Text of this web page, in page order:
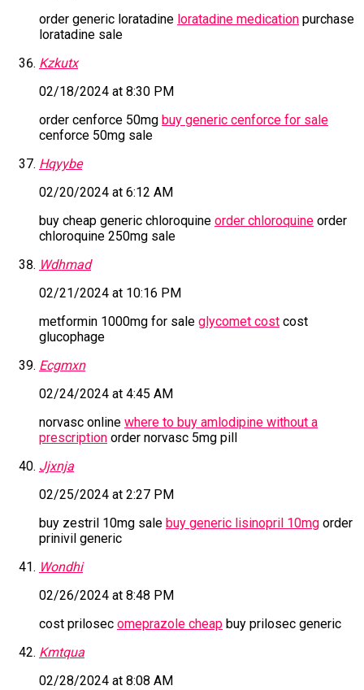
order generic loratadine loratadine medication purchase
loratadine sale
Kzkutx
02/18/2024 at 8:30 PM
order cenforce 50mg buy generic cenforce for sale
cenforce 50mg sale
Hqyybe
02/20/2024 at 6:12 AM
buy cheap generic chloroquine order chloroquine order
chloroquine 250mg sale
Wdhmad
02/21/2024 at 10:16 PM
metformin 1000mg for sale glycomet cost cost
glucophage
Ecgmxn
02/24/2024 at 4:45 AM
norvasc online where to buy amlodipine without a
prescription order norvasc 5mg pill
Jjxnja
02/25/2024 at 2:27 PM
buy zestril 10mg sale buy generic lisinopril 10mg order
prinivil generic
Wondhi
02/26/2024 at 8:48 PM
cost prilosec omeprazole cheap buy prilosec generic
Kmtqua
02/28/2024 at 8:08 AM